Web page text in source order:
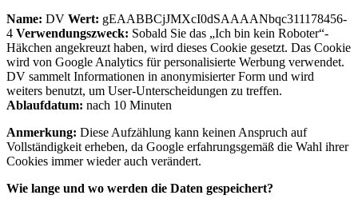
Name: DV Wert: gEAABBCjJMXcI0dSAAAANbqc311178456-
4 Verwendungszweck: Sobald Sie das „Ich bin kein Roboter“-
Häkchen angekreuzt haben, wird dieses Cookie gesetzt. Das Cookie
wird von Google Analytics für personalisierte Werbung verwendet.
DV sammelt Informationen in anonymisierter Form und wird
weiters benutzt, um User-Unterscheidungen zu treffen.
Ablaufdatum: nach 10 Minuten
Anmerkung: Diese Aufzählung kann keinen Anspruch auf
Vollständigkeit erheben, da Google erfahrungsgemäß die Wahl ihrer
Cookies immer wieder auch verändert.
Wie lange und wo werden die Daten gespeichert?